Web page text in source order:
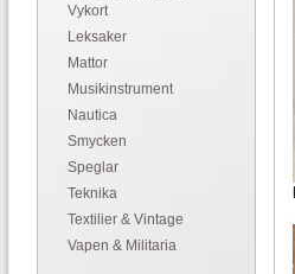
Vykort
Leksaker
Mattor
Musikinstrument
Nautica
Smycken
Speglar
Teknika
Textilier & Vintage
Vapen & Militaria